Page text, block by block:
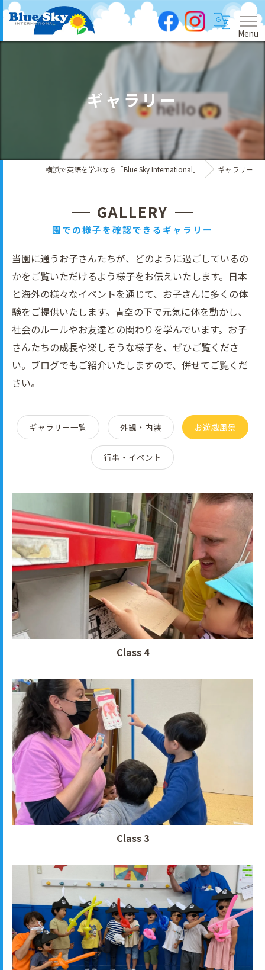
Menu
ギャラリー
横浜で英語を学ぶなら「Blue Sky International」 ギャラリー
GALLERY
園での様子を確認できるギャラリー
当園に通うお子さんたちが、どのように過ごしているの
かをご覧いただけるよう様子をお伝えいたします。日本
と海外の様々なイベントを通じて、お子さんに多くの体
験をご提供いたします。青空の下で元気に体を動かし、
社会のルールやお友達との関わりを学んでいます。お子
さんたちの成長や楽しそうな様子を、ぜひご覧くださ
い。ブログでもご紹介いたしますので、併せてご覧くだ
さい。
ギャラリー一覧 外観・内装 お遊戯風景
行事・イベント
Class 4
Class 3